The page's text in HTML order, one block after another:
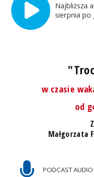
Najbliższa
sierpnia po
w czasie
od
Małgorzata
PODCAST AUDIO